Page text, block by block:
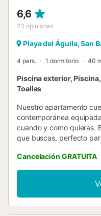
6,6
23 opiniones
Playa del Águila, San
4 pers. 1 dormitorio 40
Piscina exterior,
Toallas
Nuestro apartamento
contemporánea
cuando y como quieras.
que buscas, perfecto
amueblado, además de
Tiene un bonito balcón
maravillosos paisajes
Canarias. Siéntate en
disfrutando de la calma
Cancelación GRATUITA